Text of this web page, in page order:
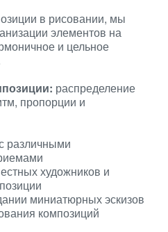
в рисовании, мы
элементов на
и цельное
распределение
пропорции и
различными
художников и
миниатюрных эскизов
композиций